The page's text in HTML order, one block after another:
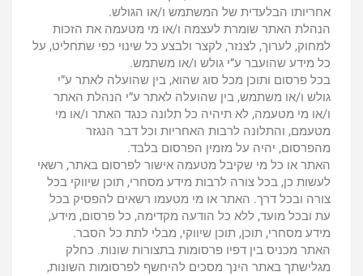
אחריותו הבלעדית של המשתמש ו/או הגולש.
הנהלת האתר שומרת לעצמה ו/או מי מטעמה את הזכות
למחוק, לערוך, לצנזר, לקצר ולבצע כל שינוי כפי שתחליט, על
כל מידע שהועבר ע”י גולש ו/או משתמש.
בכל פרסום ותוכן מכל סוג שהוא, בין שהועלה לאתר ע”י
גולש ו/או משתמש, בין שהועלה לאתר ע”י הנהלת האתר
ו/או מי מטעמה, לא תיהיה כל תלונה כנגד האתר ו/או מי
מטעמם, והתלונה לרבות האחריות וכל דבר הנגזר
מהפרסום, יהיה על מזמין הפרסום בלבד.
האתר או כל מי שקיבל מטעמה אישור לפרסום באתר, רשאי
לעשות כן, בכל צורה לרבות מידע מסחרי, תוכן שיווקי בכל
צורה ובכל דרך. האתר או מי מטעמו רשאים להפסיק בכל
עת ובכל מועד, ללא כל הודעה מקדימה, כל פרסום, מידע,
מידע מסחרי, תוכן, תוכן שיווקי, מבלי לתת כל הסבר.
האתר מכניס בין דפיו פרסומות בתצורות שונות. כחלק
מגלישתך באתר הינך מסכים להיחשף לפרסומות השונות,